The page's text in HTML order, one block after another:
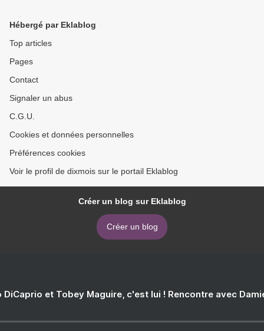
Hébergé par Eklablog
Top articles
Pages
Contact
Signaler un abus
C.G.U.
Cookies et données personnelles
Préférences cookies
Voir le profil de dixmois sur le portail Eklablog
Créer un blog sur Eklablog
Créer un blog
DiCaprio et Tobey Maguire, c'est lui ! Rencontre avec